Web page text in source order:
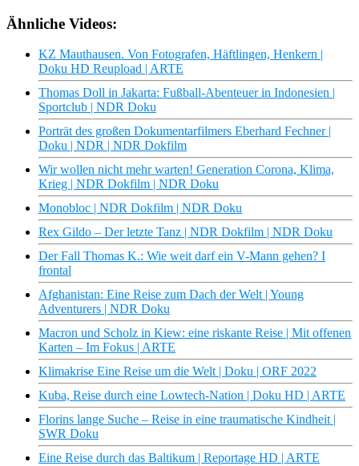
Ähnliche Videos:
KZ Mauthausen. Von Fotografen, Häftlingen, Henkern |
Doku HD Reupload | ARTE
Thomas Doll in Jakarta: Fußball-Abenteuer in Indonesien |
Sportclub | NDR Doku
Porträt des großen Dokumentarfilmers Eberhard Fechner |
Doku | NDR | NDR Dokfilm
Wir wollen nicht mehr warten! Generation Corona, Klima,
Krieg | NDR Dokfilm | NDR Doku
Monobloc | NDR Dokfilm | NDR Doku
Rex Gildo – Der letzte Tanz | NDR Dokfilm | NDR Doku
Der Fall Thomas K.: Wie weit darf ein V-Mann gehen? I
frontal
Afghanistan: Eine Reise zum Dach der Welt | Young
Adventurers | NDR Doku
Macron und Scholz in Kiew: eine riskante Reise | Mit offenen
Karten – Im Fokus | ARTE
Klimakrise Eine Reise um die Welt | Doku | ORF 2022
Kuba, Reise durch eine Lowtech-Nation | Doku HD | ARTE
Florins lange Suche – Reise in eine traumatische Kindheit |
SWR Doku
Eine Reise durch das Baltikum | Reportage HD | ARTE